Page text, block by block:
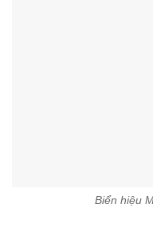
Biển hiệu